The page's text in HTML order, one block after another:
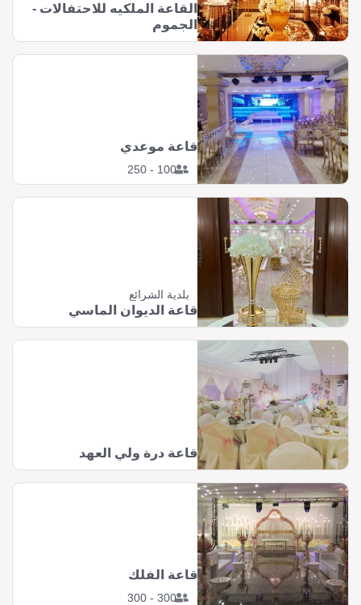
القاعة الملكيه للاحتفالات -
الجموم
100 - 250
قاعة موعدي
بلدية الشرائع
قاعة الديوان الماسي
قاعة درة ولي العهد
300 - 300
قاعة الفلك